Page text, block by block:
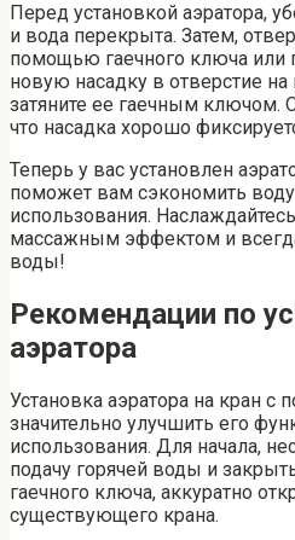
Перед установкой аэратора,
и вода перекрыта. Затем,
помощью гаечного ключа или
новую насадку в отверстие на
затяните ее гаечным ключом.
что насадка хорошо
Теперь у вас установлен
поможет вам сэкономить
использования.
массажным эффектом и
воды!
Рекомендации по
аэратора
Установка аэратора на кран
значительно улучшить его
использования. Для начала,
подачу горячей воды и
гаечного ключа, аккуратно
существующего крана.